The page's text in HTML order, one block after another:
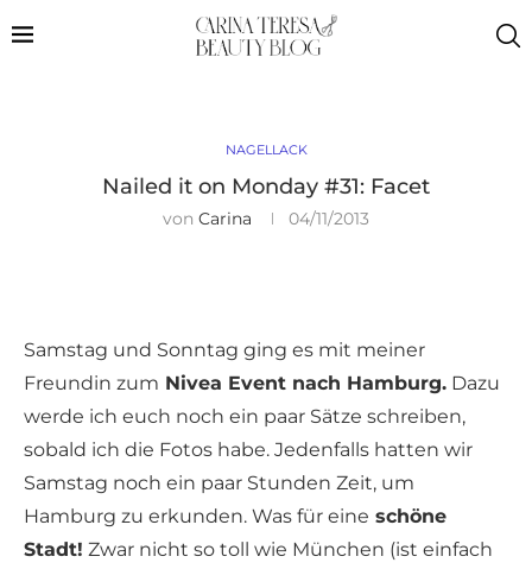
NAGELLACK
Nailed it on Monday #31: Facet
von Carina 04/11/2013
Samstag und Sonntag ging es mit meiner
Freundin zum Nivea Event nach Hamburg. Dazu
werde ich euch noch ein paar Sätze schreiben,
sobald ich die Fotos habe. Jedenfalls hatten wir
Samstag noch ein paar Stunden Zeit, um
Hamburg zu erkunden. Was für eine schöne
Stadt! Zwar nicht so toll wie München (ist einfach